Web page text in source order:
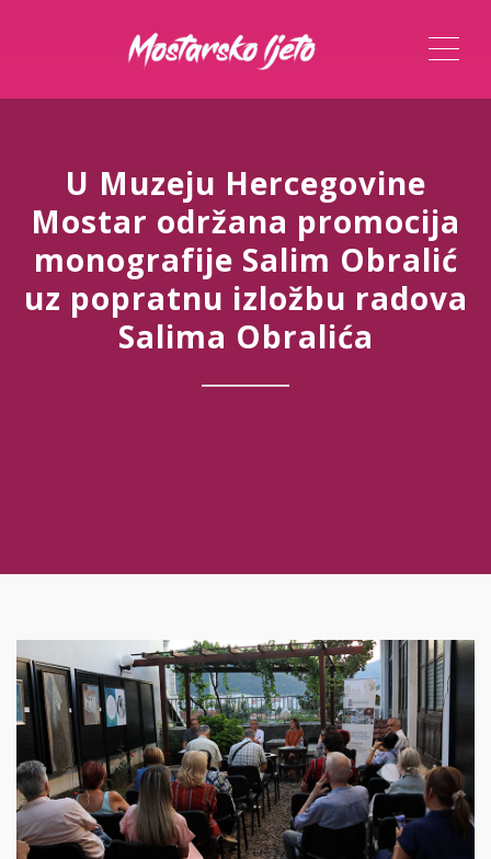
U Muzeju Hercegovine
Mostar održana promocija
monografije Salim Obralić
uz popratnu izložbu radova
Salima Obralića